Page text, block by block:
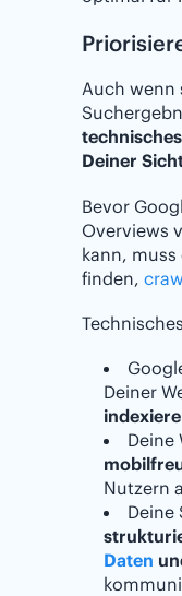
Auch wenn
Deiner
Bevor
Overviews
kann,
finden,
Deiner
Deine
Nutzern
Deine
Daten